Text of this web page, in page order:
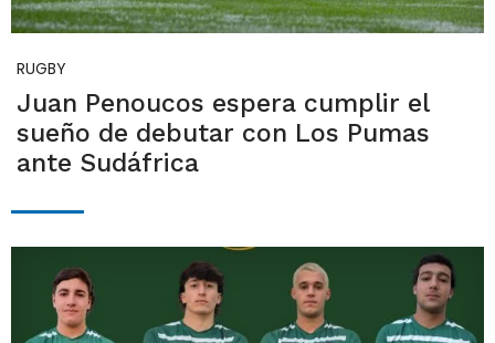
RUGBY
Juan Penoucos espera cumplir el
sueño de debutar con Los Pumas
ante Sudáfrica